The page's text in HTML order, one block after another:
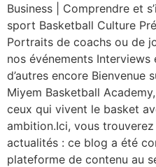
Business | Comprendre et
sport Basketball Culture
Portraits de coachs ou de
nos événements
d’autres encore Bienvenue
Miyem Basketball
ceux qui vivent le basket
ambition.Ici, vous
actualités : ce blog a été
plateforme de contenu au